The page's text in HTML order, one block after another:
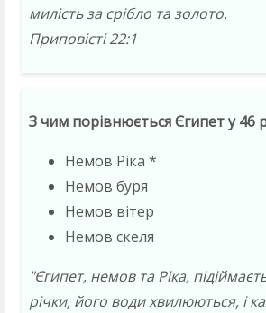
милість за срібло та золото.
Приповiстi 22:1
З чим порівнюється Єгипет у 46
Немов Ріка *
Немов буря
Немов вітер
Немов скеля
"Єгипет, немов та Ріка,
річки, його води хвилюються, і